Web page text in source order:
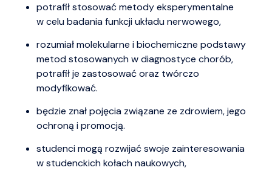
potrafił stosować metody eksperymentalne
w celu badania funkcji układu nerwowego,
rozumiał molekularne i biochemiczne podstawy
metod stosowanych w diagnostyce chorób,
potrafił je zastosować oraz twórczo
modyfikować.
będzie znał pojęcia związane ze zdrowiem, jego
ochroną i promocją.
studenci mogą rozwijać swoje zainteresowania
w studenckich kołach naukowych,